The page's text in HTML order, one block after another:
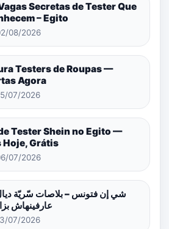
Secretas de Tester Que
– Egito
08/2026
Testers de Roupas —
Agora
07/2026
Tester Shein no Egito —
Grátis
07/2026
شي إن فتونس – بلاصات سّريّة
عارفينهاش
07/2026